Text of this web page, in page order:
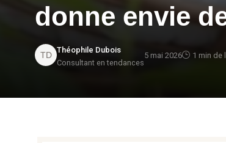
donne envie
Théophile Dubois
Consultant en tendances
5 mai 2026 1 min de